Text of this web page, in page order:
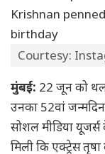
Courtesy:
मुंबई: 22 जून को
उनका 52वां
सोशल मीडिया
मिली कि एक्ट्रेस